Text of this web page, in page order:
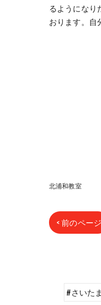
るようになり
おります。自
北浦和教室
< 前のページ
#さいた